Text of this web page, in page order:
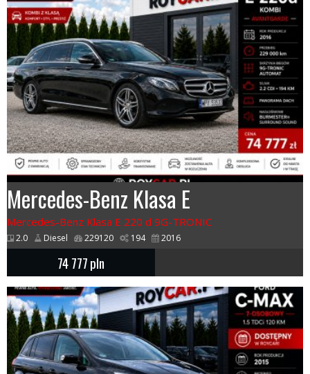
Mercedes-Benz Klasa E
Mercedes-Benz Klasa E 220 d 9G-TRONIC
2.0 Diesel 229120 194 2016
74 777pln